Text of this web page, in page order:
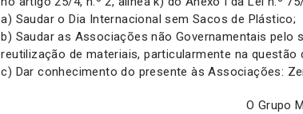
a) Saudar o Dia Internacional sem Sacos de Plástico;
b) Saudar as Associações não Governamentais
reutilização de materiais, particularmente na questão
c) Dar conhecimento do presente às Associações:
O Grupo